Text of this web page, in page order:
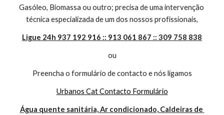
Gasóleo, Biomassa ou outro; precisa de uma intervenção
técnica especializada de um dos nossos profissionais,
Ligue 24h 937 192 916 :: 913 061 867 :: 309 758 838
ou
Preencha o formulário de contacto e nós ligamos
Urbanos Cat Contacto Formulário
Água quente sanitária, Ar condicionado, Caldeiras de